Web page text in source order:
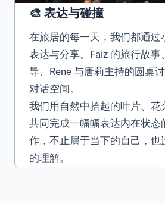
🎨 表达与碰撞
在旅居的每一天，我们都通过
表达与分享。Faiz 的旅行故事
导、Rene 与唐莉主持的圆桌
对话空间。
我们用自然中拾起的叶片、花
共同完成一幅幅表达内在状态
作，不止属于当下的自己，也
的理解。